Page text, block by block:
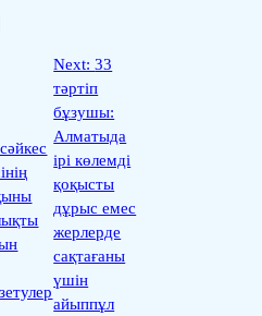
Next:33
тәртіп
бұзушы:
Алматыда
ірі көлемді
қоқысты
дұрыс емес
жерлерде
сақтағаны
үшін
айыппұл